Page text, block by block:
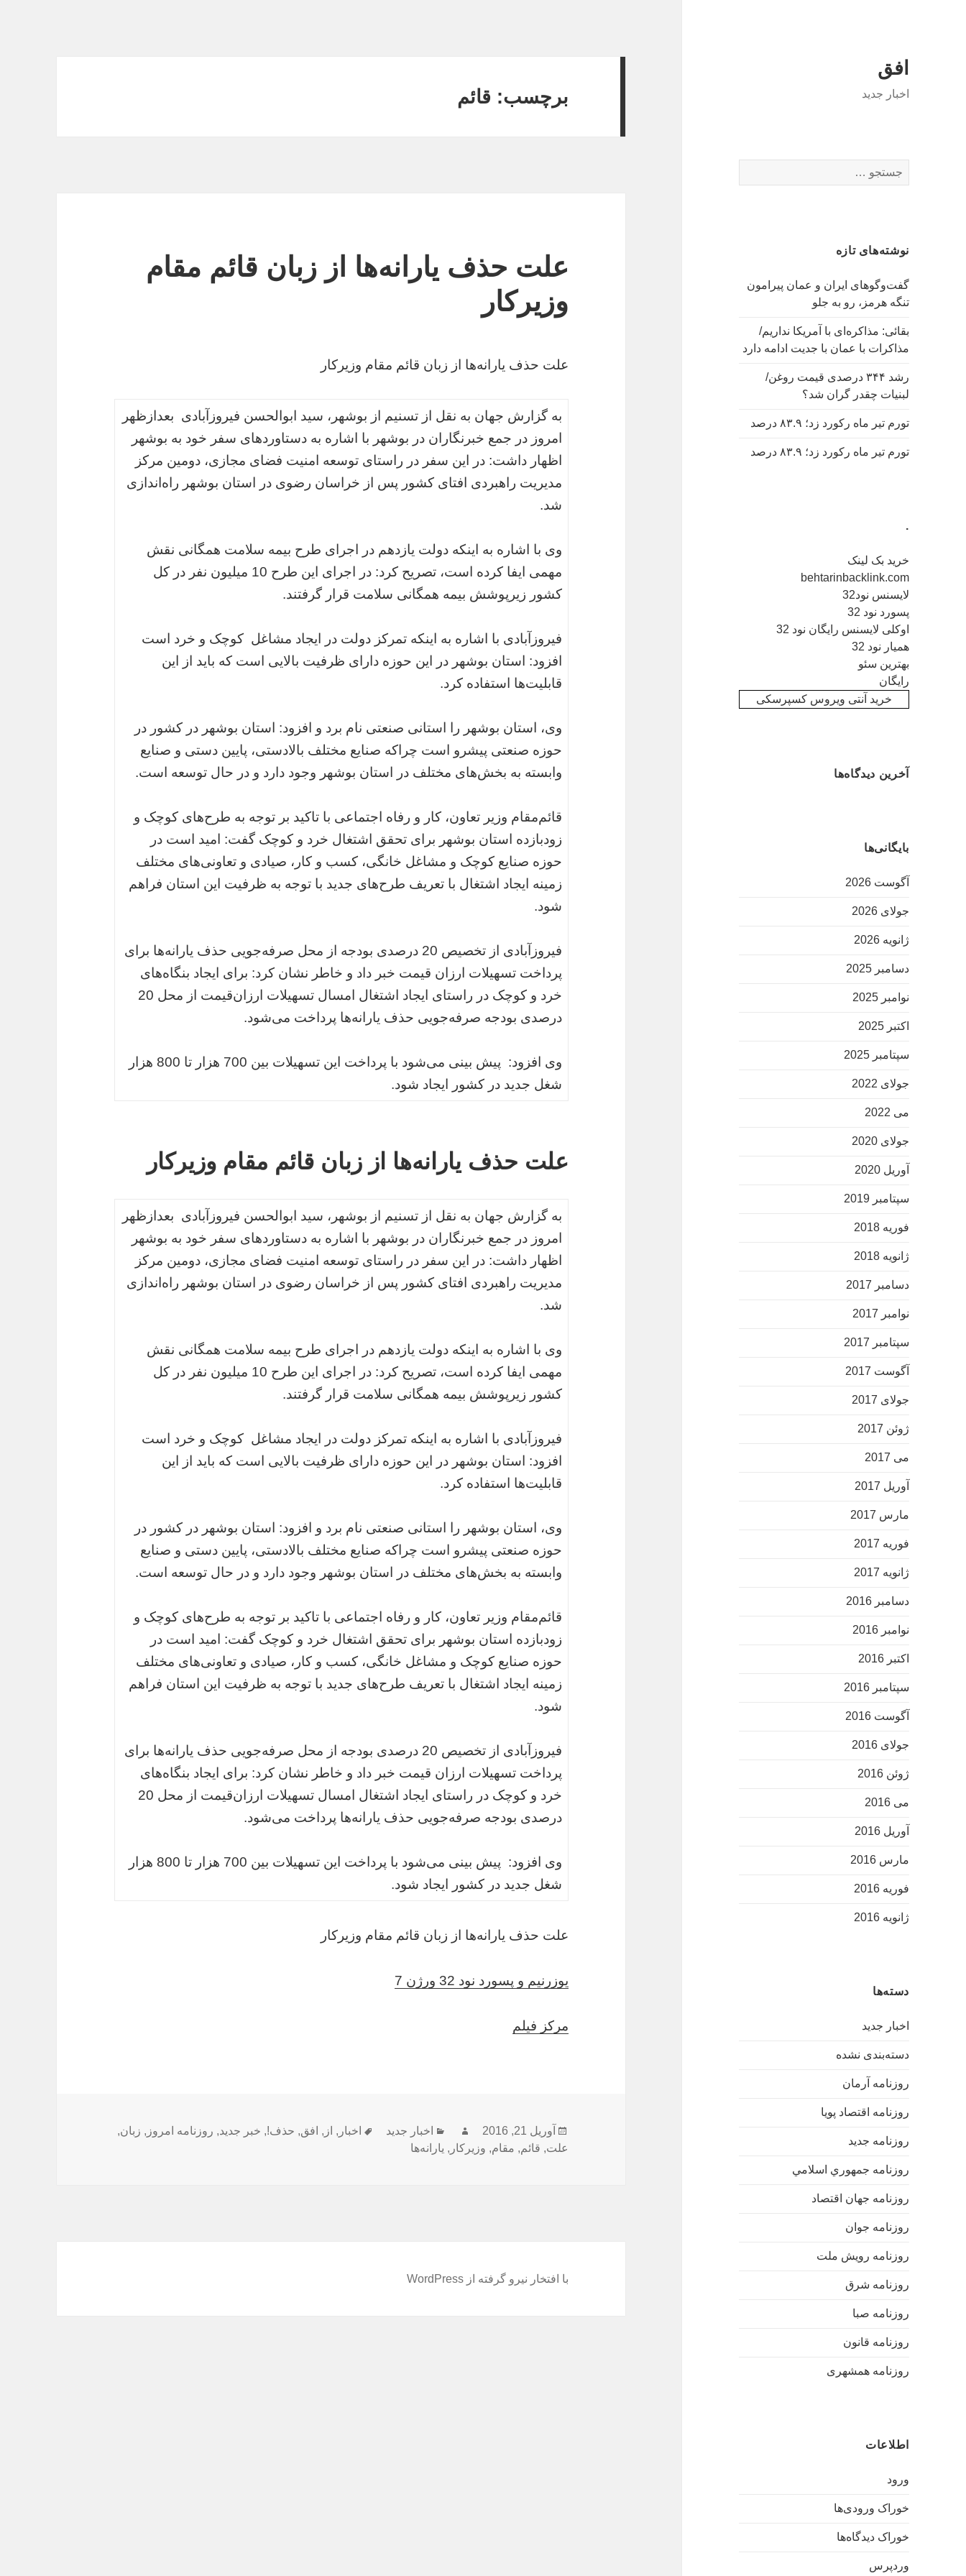
افق
اخبار جدید
برای:
نوشته‌های تازه
گفت‌وگوهای ایران و عمان پیرامون
تنگه هرمز، رو به جلو
بقائی: مذاکره‌ای با آمریکا نداریم/
مذاکرات با عمان با جدیت ادامه دارد
رشد ۳۴۴ درصدی قیمت روغن/
لبنیات چقدر گران شد؟
تورم تیر ماه رکورد زد؛ ۸۳.۹ درصد
تورم تیر ماه رکورد زد؛ ۸۳.۹ درصد
.
خرید بک لینک
behtarinbacklink.com
لایسنس نود32
پسورد نود 32
اوکلی لایسنس رایگان نود 32
همیار نود 32
بهترین سئو
رایگان
خرید آنتی ویروس کسپرسکی
آخرین دیدگاه‌ها
بایگانی‌ها
آگوست 2026
جولای 2026
ژانویه 2026
دسامبر 2025
نوامبر 2025
اکتبر 2025
سپتامبر 2025
جولای 2022
می 2022
جولای 2020
آوریل 2020
سپتامبر 2019
فوریه 2018
ژانویه 2018
دسامبر 2017
نوامبر 2017
سپتامبر 2017
آگوست 2017
جولای 2017
ژوئن 2017
می 2017
آوریل 2017
مارس 2017
فوریه 2017
ژانویه 2017
دسامبر 2016
نوامبر 2016
اکتبر 2016
سپتامبر 2016
آگوست 2016
جولای 2016
ژوئن 2016
می 2016
آوریل 2016
مارس 2016
فوریه 2016
ژانویه 2016
دسته‌ها
اخبار جدید
دسته‌بندی نشده
روزنامه آرمان
روزنامه اقتصاد پویا
روزنامه جدید
روزنامه جمهوري اسلامي
روزنامه جهان اقتصاد
روزنامه جوان
روزنامه رویش ملت
روزنامه شرق
روزنامه صبا
روزنامه قانون
روزنامه همشهری
اطلاعات
ورود
خوراک ورودی‌ها
خوراک دیدگاه‌ها
وردپرس
برچسب: قائم
علت حذف یارانه‌ها از زبان قائم مقام
وزیرکار
علت حذف یارانه‌ها از زبان قائم مقام وزیرکار
به گزارش جهان به نقل از تسنیم از بوشهر، سید ابوالحسن فیروزآبادی بعدازظهر
امروز در جمع خبرنگاران در بوشهر با اشاره به دستاوردهای سفر خود به بوشهر
اظهار داشت: در این سفر در راستای توسعه امنیت فضای مجازی، دومین مرکز
مدیریت راهبردی افتای کشور پس از خراسان رضوی در استان بوشهر راه‌اندازی
شد.
وی با اشاره به اینکه دولت یازدهم در اجرای طرح بیمه سلامت همگانی نقش
مهمی ایفا کرده است، تصریح کرد: در اجرای این طرح 10 میلیون نفر در کل
کشور زیرپوشش بیمه همگانی سلامت قرار گرفتند.
فیروزآبادی با اشاره به اینکه تمرکز دولت در ایجاد مشاغل کوچک و خرد است
افزود: استان بوشهر در این حوزه دارای ظرفیت بالایی است که باید از این
قابلیت‌ها استفاده کرد.
وی، استان بوشهر را استانی صنعتی نام برد و افزود: استان بوشهر در کشور در
حوزه صنعتی پیشرو است چراکه صنایع مختلف بالادستی، پایین دستی و صنایع
وابسته به بخش‌های مختلف در استان بوشهر وجود دارد و در حال توسعه است.
قائم‌مقام وزیر تعاون، کار و رفاه اجتماعی با تاکید بر توجه به طرح‌های کوچک و
زودبازده استان بوشهر برای تحقق اشتغال خرد و کوچک گفت: امید است در
حوزه صنایع کوچک و مشاغل خانگی، کسب و کار، صیادی و تعاونی‌های مختلف
زمینه ایجاد اشتغال با تعریف طرح‌های جدید با توجه به ظرفیت این استان فراهم
شود.
فیروزآبادی از تخصیص 20 درصدی بودجه از محل صرفه‌جویی حذف یارانه‌ها برای
پرداخت تسهیلات ارزان قیمت خبر داد و خاطر نشان کرد: برای ایجاد بنگاه‌های
خرد و کوچک در راستای ایجاد اشتغال امسال تسهیلات ارزان‌قیمت از محل 20
درصدی بودجه صرفه‌جویی حذف یارانه‌ها پرداخت می‌شود.
وی افزود: پیش بینی می‌شود با پرداخت این تسهیلات بین 700 هزار تا 800 هزار
شغل جدید در کشور ایجاد شود.
علت حذف یارانه‌ها از زبان قائم مقام وزیرکار
به گزارش جهان به نقل از تسنیم از بوشهر، سید ابوالحسن فیروزآبادی بعدازظهر
امروز در جمع خبرنگاران در بوشهر با اشاره به دستاوردهای سفر خود به بوشهر
اظهار داشت: در این سفر در راستای توسعه امنیت فضای مجازی، دومین مرکز
مدیریت راهبردی افتای کشور پس از خراسان رضوی در استان بوشهر راه‌اندازی
شد.
وی با اشاره به اینکه دولت یازدهم در اجرای طرح بیمه سلامت همگانی نقش
مهمی ایفا کرده است، تصریح کرد: در اجرای این طرح 10 میلیون نفر در کل
کشور زیرپوشش بیمه همگانی سلامت قرار گرفتند.
فیروزآبادی با اشاره به اینکه تمرکز دولت در ایجاد مشاغل کوچک و خرد است
افزود: استان بوشهر در این حوزه دارای ظرفیت بالایی است که باید از این
قابلیت‌ها استفاده کرد.
وی، استان بوشهر را استانی صنعتی نام برد و افزود: استان بوشهر در کشور در
حوزه صنعتی پیشرو است چراکه صنایع مختلف بالادستی، پایین دستی و صنایع
وابسته به بخش‌های مختلف در استان بوشهر وجود دارد و در حال توسعه است.
قائم‌مقام وزیر تعاون، کار و رفاه اجتماعی با تاکید بر توجه به طرح‌های کوچک و
زودبازده استان بوشهر برای تحقق اشتغال خرد و کوچک گفت: امید است در
حوزه صنایع کوچک و مشاغل خانگی، کسب و کار، صیادی و تعاونی‌های مختلف
زمینه ایجاد اشتغال با تعریف طرح‌های جدید با توجه به ظرفیت این استان فراهم
شود.
فیروزآبادی از تخصیص 20 درصدی بودجه از محل صرفه‌جویی حذف یارانه‌ها برای
پرداخت تسهیلات ارزان قیمت خبر داد و خاطر نشان کرد: برای ایجاد بنگاه‌های
خرد و کوچک در راستای ایجاد اشتغال امسال تسهیلات ارزان‌قیمت از محل 20
درصدی بودجه صرفه‌جویی حذف یارانه‌ها پرداخت می‌شود.
وی افزود: پیش بینی می‌شود با پرداخت این تسهیلات بین 700 هزار تا 800 هزار
شغل جدید در کشور ایجاد شود.
علت حذف یارانه‌ها از زبان قائم مقام وزیرکار
یوزرنیم و پسورد نود 32 ورژن 7
مرکز فیلم
ارسال
شده
آوریل 21, 2016 نویسندهدسته‌ها
اخبار جدید برچسب‌ها
اخبار , از , افق, حذف!, خبر جدید, روزنامه امروز , زبان,
علت, قائم, مقام, وزیرکار , یارانه‌ها
با افتخار نیرو گرفته از WordPress